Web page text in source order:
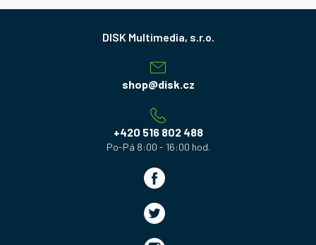
shop@disk.cz
+420 516 802 488